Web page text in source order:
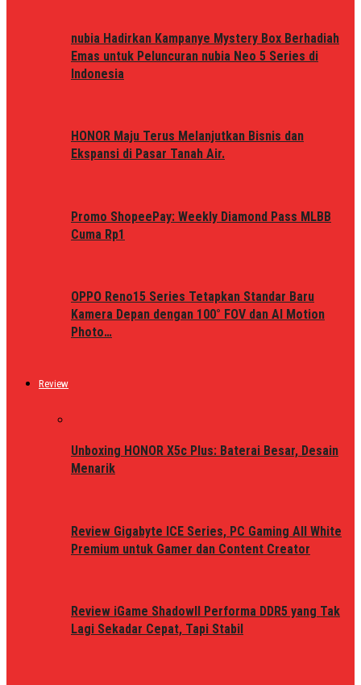
nubia Hadirkan Kampanye Mystery Box Berhadiah
Emas untuk Peluncuran nubia Neo 5 Series di
Indonesia
HONOR Maju Terus Melanjutkan Bisnis dan
Ekspansi di Pasar Tanah Air.
Promo ShopeePay: Weekly Diamond Pass MLBB
Cuma Rp1
OPPO Reno15 Series Tetapkan Standar Baru
Kamera Depan dengan 100° FOV dan AI Motion
Photo…
Review
Unboxing HONOR X5c Plus: Baterai Besar, Desain
Menarik
Review Gigabyte ICE Series, PC Gaming All White
Premium untuk Gamer dan Content Creator
Review iGame ShadowII Performa DDR5 yang Tak
Lagi Sekadar Cepat, Tapi Stabil